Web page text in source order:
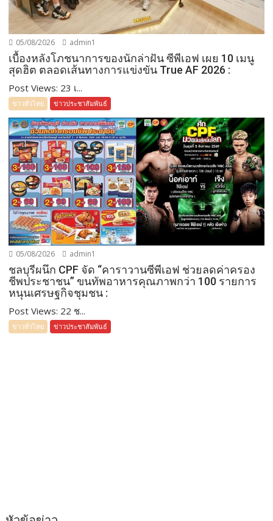
05/08/2026 admin1
เบื้องหลังโภชนาการของนักล่าฝัน ซีพีเอฟ เผย 10 เมนู
สุดฮิต ตลอดเส้นทางการแข่งขัน True AF 2026 :
Post Views: 23 เ...
ข่าวทั่วไทย ข่าวประชาสัมพันธ์
05/08/2026 admin1
ชลบุรีผนึก CPF จัด “คาราวานซีพีเอฟ ช่วยลดค่าครอง
ชีพประชาชน” ขนทัพอาหารคุณภาพกว่า 100 รายการ
หนุนเศรษฐกิจชุมชน :
Post Views: 22 ช...
ข่าวทั่วไทย ข่าวประชาสัมพันธ์